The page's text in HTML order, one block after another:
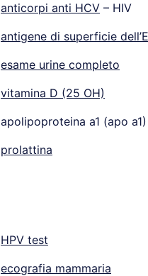
anticorpi anti HCV – HIV
antigene di superficie
esame urine completo
vitamina D (25 OH)
apolipoproteina a1 (apo a1)
prolattina
HPV test
ecografia mammaria